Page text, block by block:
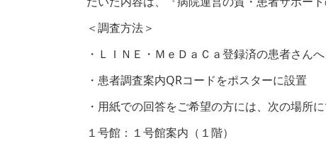
＜調査方法＞
・ＬＩＮＥ・ＭｅＤａＣａ登録済の患者さん
・患者調査案内QRコードをポスターに設置
・用紙での回答をご希望の方には、次の場所
１号館：１号館案内（１階）